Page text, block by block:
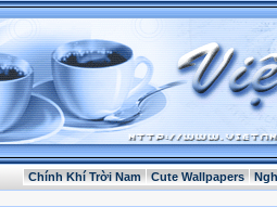
Chính Khí Trời Nam Cute Wallpapers